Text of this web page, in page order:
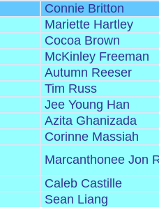
Connie Britton
Mariette Hartley
Cocoa Brown
McKinley Freeman
Autumn Reeser
Tim Russ
Jee Young Han
Azita Ghanizada
Corinne Massiah
Marcanthonee Jon
Caleb Castille
Sean Liang